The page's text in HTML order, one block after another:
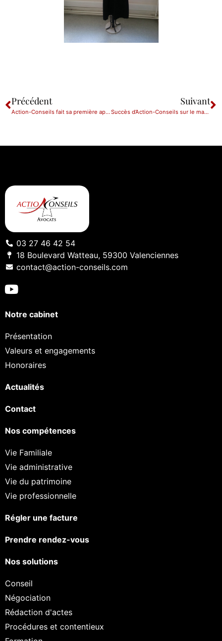
Précédent
Action-Conseils fait sa première apparition sur les réseaux sociaux
Suivant
Succès d’Action-Conseils sur le magazine du Village de la Justice
03 27 46 42 54
18 Boulevard Watteau, 59300 Valenciennes
contact@action-conseils.com
Notre cabinet
Présentation
Valeurs et engagements
Honoraires
Actualités
Contact
Nos compétences
Vie Familiale
Vie administrative
Vie du patrimoine
Vie professionnelle
Régler une facture
Prendre rendez-vous
Nos solutions
Conseil
Négociation
Rédaction d'actes
Procédures et contentieux